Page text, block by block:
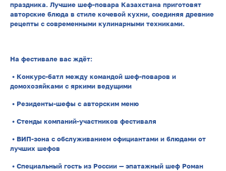
праздника. Лучшие шеф-повара Казахстана приготовят
авторские блюда в стиле кочевой кухни, соединяя древние
рецепты с современными кулинарными техниками.
На фестивале вас ждёт:
• Конкурс-батл между командой шеф-поваров и
домохозяйками с яркими ведущими
• Резиденты-шефы с авторским меню
• Стенды компаний-участников фестиваля
• ВИП-зона с обслуживанием официантами и блюдами от
лучших шефов
• Специальный гость из России — эпатажный шеф Роман